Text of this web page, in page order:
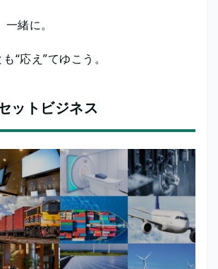
緒に。
“応え”てゆこう。
ットビジネス